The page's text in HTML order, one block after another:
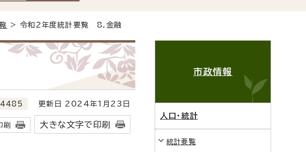
> 令和2年度統計要覧 8.金融
更新日 2024年1月23日
刷 大きな文字で印刷
市政情報
人口・統計
統計要覧